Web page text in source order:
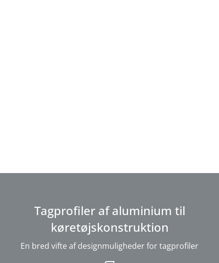
Tagprofiler af aluminium til
køretøjskonstruktion
En bred vifte af designmuligheder for tagprofiler